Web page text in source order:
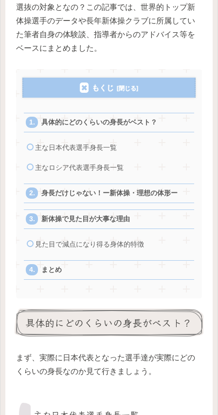
選抜の対象となの？この記事では、世界的トップ新
体操選手のデータや長年新体操クラブに所属してい
た筆者自身の体験談、指導者からのアドバイス等を
ベースにまとめました。
もくじ
具体的にどのくらいの身長がベスト？
主な日本代表選手身長一覧
主なロシア代表選手身長一覧
身長だけじゃない！ー新体操・理想の体形ー
新体操で見た目が大事な理由
見た目で減点になり得る身体的特徴
まとめ
具体的にどのくらいの身長がベスト？
まず、実際に日本代表となった選手達が実際にどの
くらいの身長なのか見て行きましょう。